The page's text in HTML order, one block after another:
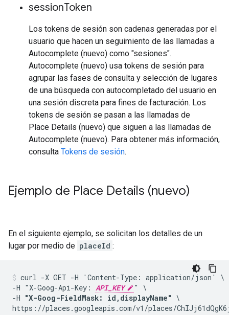
sessionToken
Los tokens de sesión son cadenas generadas por el
usuario que hacen un seguimiento de las llamadas a
Autocomplete (nuevo) como "sesiones".
Autocomplete (nuevo) usa tokens de sesión para
agrupar las fases de consulta y selección de lugares
de una búsqueda con autocompletado del usuario en
una sesión discreta para fines de facturación. Los
tokens de sesión se pasan a las llamadas de
Place Details (nuevo) que siguen a las llamadas de
Autocomplete (nuevo). Para obtener más información,
consulta Tokens de sesión.
Ejemplo de Place Details (nuevo)
En el siguiente ejemplo, se solicitan los detalles de un
lugar por medio de placeId :
curl -X GET -H 'Content-Type: application/json' \
-H "X-Goog-Api-Key: API_KEY
" \
-H "X-Goog-FieldMask: id,displayName" \
https://places.googleapis.com/v1/places/